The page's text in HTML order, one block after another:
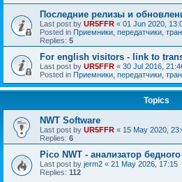
Последние релизы и
Last post by UR5FFR « 01 Jun 2020,
Posted in Приемники, передатчики,
Replies: 5
For english visitors - link to
Last post by UR5FFR « 30 Jul 2016,
Posted in Приемники, передатчики,
Topics
NWT Software
Last post by UR5FFR « 15 May 2020,
Replies: 6
Pico NWT - анализатор
Last post by jerm2 « 21 May 2026, 17:15
Replies: 112